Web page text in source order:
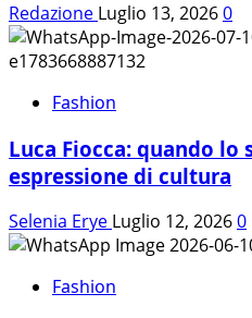
Redazione Luglio 13, 20260
Fashion
Luca Fiocca: quando lo
espressione di cultura
Selenia Erye Luglio 12, 20260
Fashion